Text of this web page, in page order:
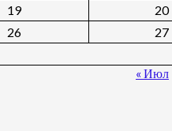
19 20
26 27
« Июл